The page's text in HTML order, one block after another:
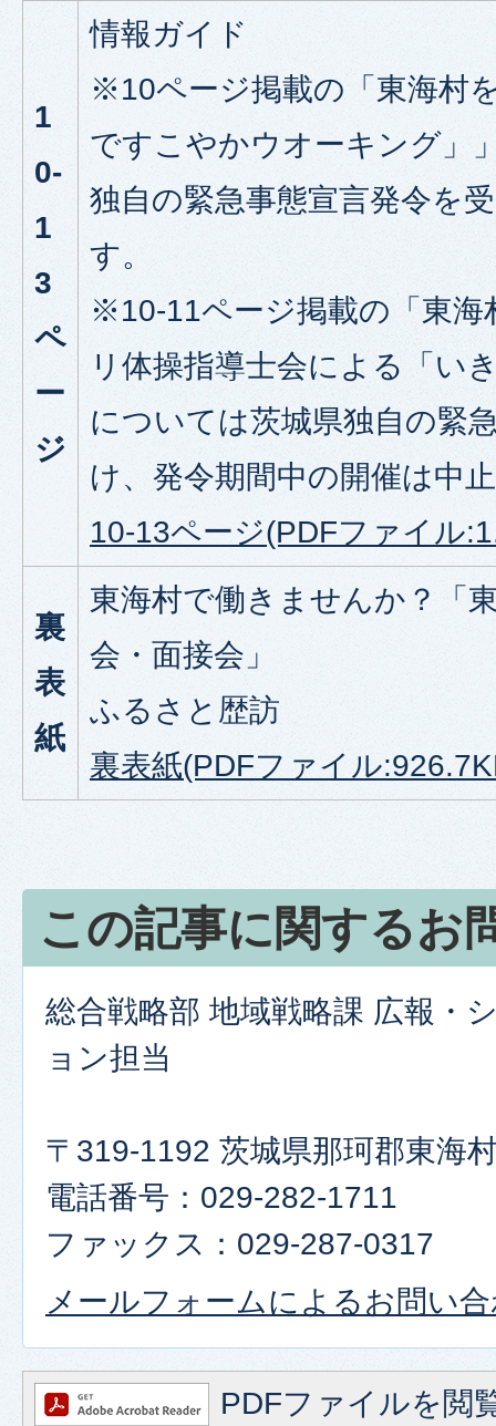
1
0-
1
3
ペ
ー
ジ
情報ガイド
※10ページ掲載の「東海村
ですこやかウオーキング」
独自の緊急事態宣言発令を
す。
※10-11ページ掲載の「東海
リ体操指導士会による「い
については茨城県独自の緊
け、発令期間中の開催は中
10-13ページ(PDFファイル
裏
表
紙
東海村で働きませんか？「
会・面接会」
ふるさと歴訪
裏表紙(PDFファイル
この記事に関するお
総合戦略部 地域戦略課 広報・
ョン担当
〒319-1192 茨城県那珂郡東海
電話番号：029-282-1711
ファックス：029-287-0317
メールフォームによるお問い
PDFファイルを閲